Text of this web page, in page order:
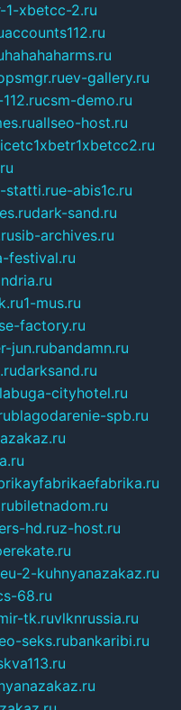
xbetcc-2.ru
accounts112.ru
hahahaharms.ru
ev-gallery.ru
csm-demo.ru
allseo-host.ru
statti.rue-abis1c.ru
dark-sand.ru
sib-archives.ru
festival.ru
1-mus.ru
factory.ru
jun.rubandamn.ru
darksand.ru
cityhotel.ru
blagodarenie-spb.ru
biletnadom.ru
hd.ruz-host.ru
2-kuhnyanazakaz.ru
68.ru
tk.ruvlknrussia.ru
seks.rubankaribi.ru